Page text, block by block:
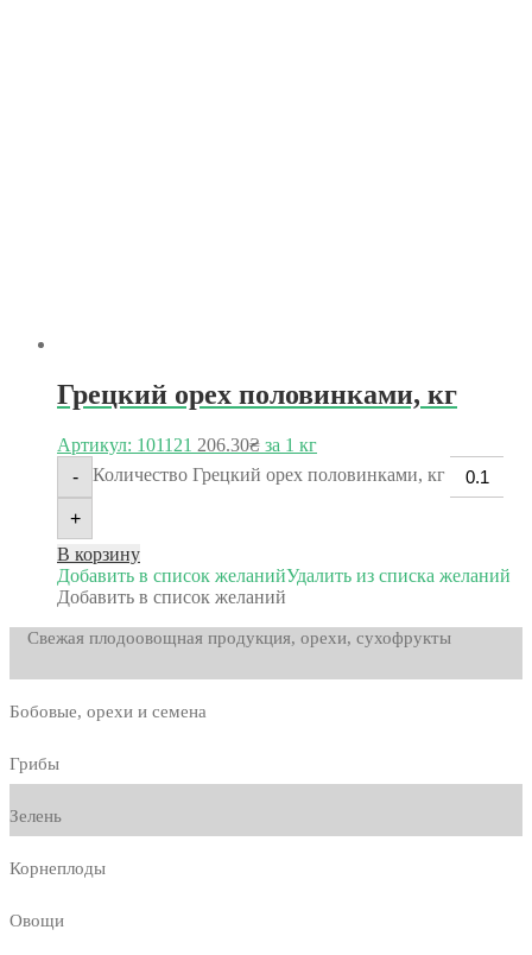
Грецкий орех половинками, кг
Артикул: 101121 206.30₴ за 1 кг
-
Количество Грецкий орех половинками, кг
+
В корзину
Добавить в список желанийУдалить из списка желаний
Добавить в список желаний
Свежая плодоовощная продукция, орехи, сухофрукты
Бобовые, орехи и семена
Грибы
Зелень
Корнеплоды
Овощи